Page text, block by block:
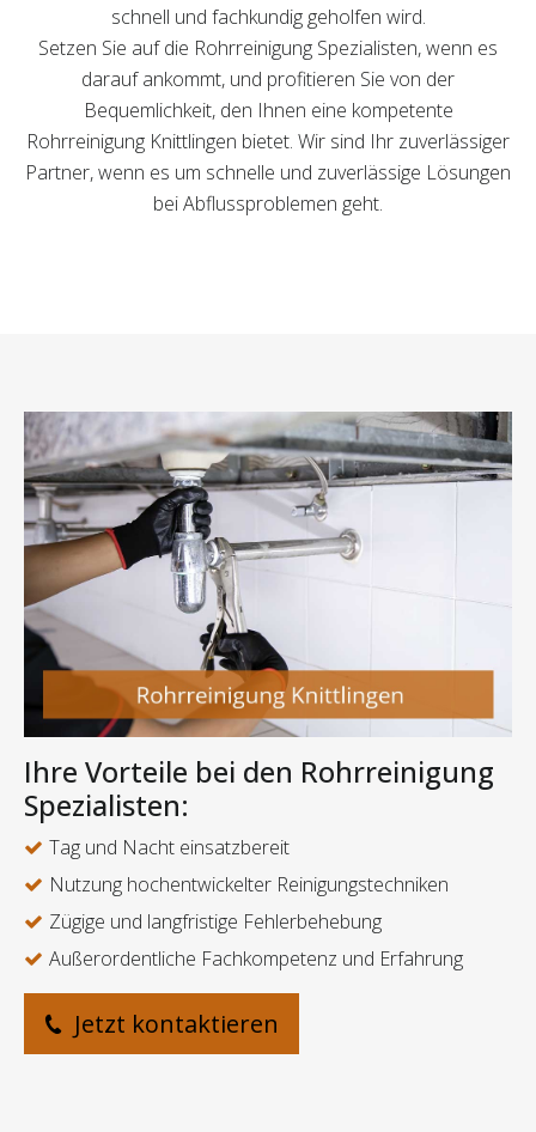
schnell und fachkundig geholfen wird.
Setzen Sie auf die Rohrreinigung Spezialisten, wenn es
darauf ankommt, und profitieren Sie von der
Bequemlichkeit, den Ihnen eine kompetente
Rohrreinigung Knittlingen bietet. Wir sind Ihr zuverlässiger
Partner, wenn es um schnelle und zuverlässige Lösungen
bei Abflussproblemen geht.
Ihre Vorteile bei den Rohrreinigung
Spezialisten:
Tag und Nacht einsatzbereit
Nutzung hochentwickelter Reinigungstechniken
Zügige und langfristige Fehlerbehebung
Außerordentliche Fachkompetenz und Erfahrung
Jetzt kontaktieren